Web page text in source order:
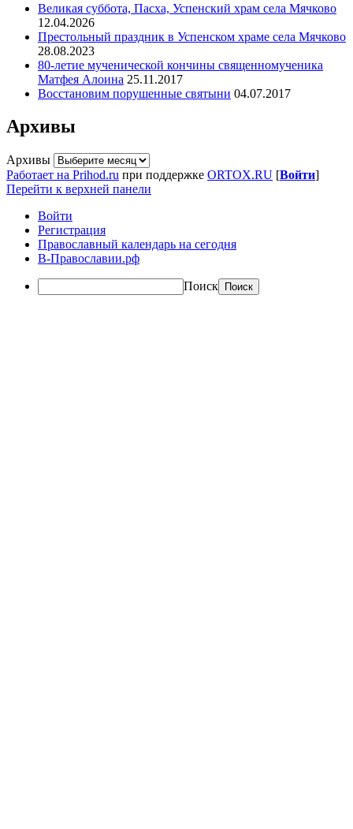
Великая суббота, Пасха, Успенский храм села Мячково
12.04.2026
Престольный праздник в Успенском храме села Мячково
28.08.2023
80-летие мученической кончины священномученика
Матфея Алоина 25.11.2017
Восстановим порушенные святыни 04.07.2017
Архивы
Архивы
Работает на Prihod.ru при поддержке ORTOX.RU [Войти]
Перейти к верхней панели
Войти
Регистрация
Православный календарь на сегодня
В-Православии.рф
Поиск